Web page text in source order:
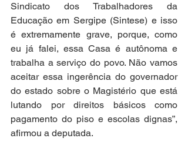
Sindicato dos Trabalhadores da
Educação em Sergipe (Sintese) e isso
é extremamente grave, porque, como
eu já falei, essa Casa é autônoma e
trabalha a serviço do povo. Não vamos
aceitar essa ingerência do governador
do estado sobre o Magistério que está
lutando por direitos básicos como
pagamento do piso e escolas dignas”,
afirmou a deputada.